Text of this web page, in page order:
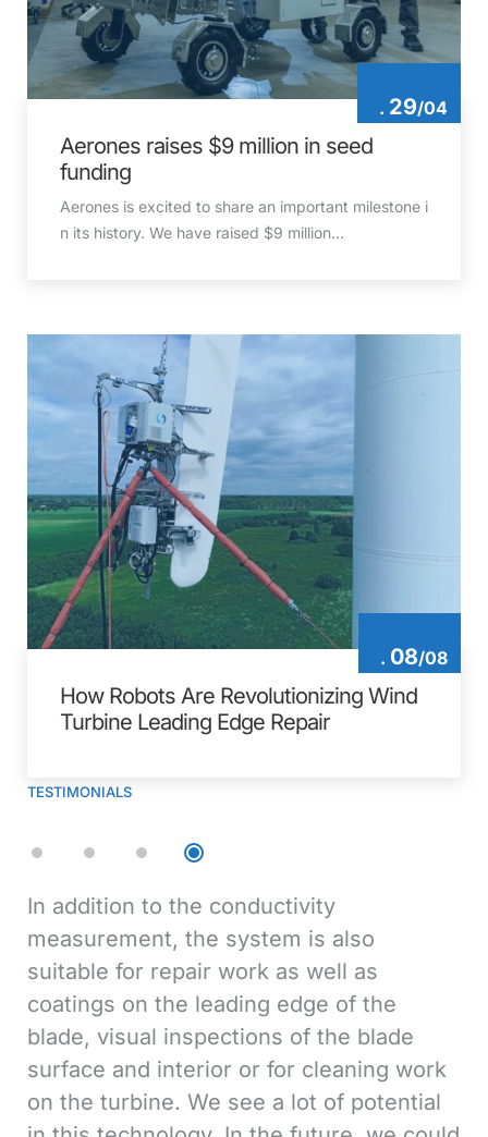
. 29/04
Aerones raises $9 million in seed
funding
Aerones is excited to share an important milestone i
n its history. We have raised $9 million…
. 08/08
How Robots Are Revolutionizing Wind
Turbine Leading Edge Repair
TESTIMONIALS
as
the
blade
work
potential
Currently, it is essential to
maintenance activities to reduce
accidents, increase productivity
improve results. The potential is
We used Aerones’ technology in
inspection and drainage hole
the Red Dirt and Thunder Ranch